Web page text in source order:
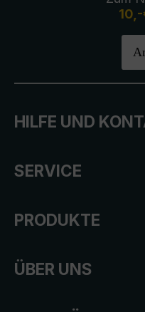
HILFE UND
SERVICE
PRODUKTE
ÜBER UNS